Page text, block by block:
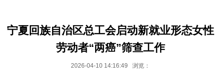
宁夏回族自治区总工会启动新就业形态女性
劳动者“两癌”筛查工作
2026-04-10 14:16:49 浏览：